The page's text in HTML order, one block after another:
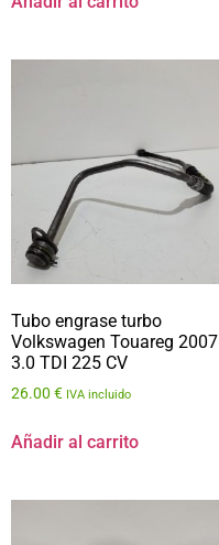
Tubo engrase turbo
Volkswagen Touareg 2007
3.0 TDI 225 CV
26.00 € IVA incluido
Añadir al carrito